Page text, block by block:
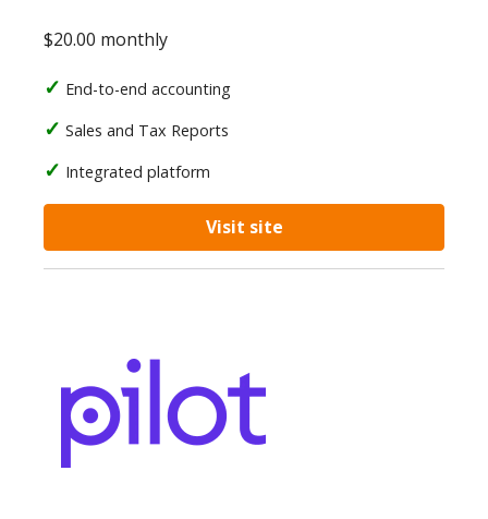
$20.00 monthly
End-to-end accounting
Sales and Tax Reports
Integrated platform
Visit site